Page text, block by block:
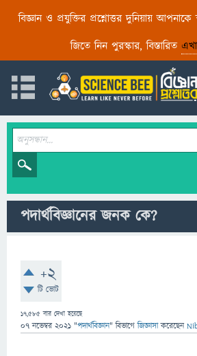
বিজ্ঞান ও প্রযুক্তির প্রশ্নোত্তর দুনিয়ায় আপনাকে
জিতে নিন পুরস্কার, বিস্তারিত
পদার্থবিজ্ঞানের জনক কে?
+2
টি ভোট
17,585 বার দেখা হয়েছে
07 নভেম্বর 2021 "পদার্থবিজ্ঞান" বিভাগে জিজ্ঞাসাকরেছেন